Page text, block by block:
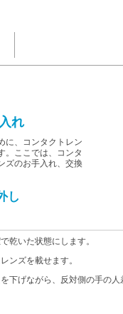
れ
に、コンタクトレン
。ここでは、コンタ
ズのお手入れ、交換
し
乾いた状態にします。
ンズを載せます。
下げながら、反対側の手の人